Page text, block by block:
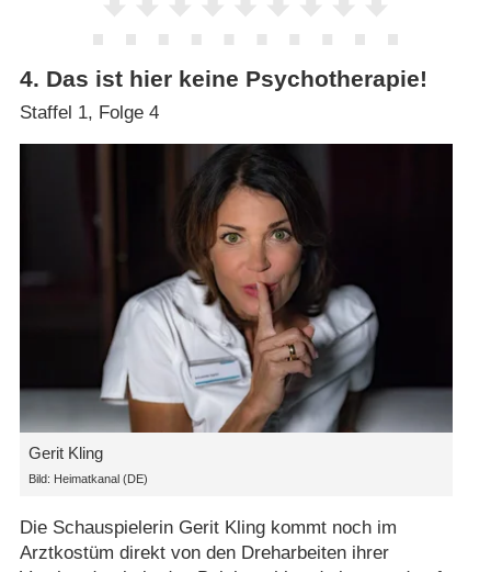
4. Das ist hier keine Psychotherapie!
Staffel 1, Folge 4
Gerit Kling
Bild: Heimatkanal (DE)
Die Schauspielerin Gerit Kling kommt noch im
Arztkostüm direkt von den Dreharbeiten ihrer